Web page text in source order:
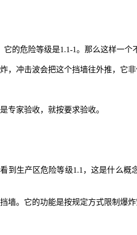
危险等级是1.1-1。那么这样一个
冲击波会把这个挡墙往外推，它非
家验收，就按要求验收。
生产区危险等级1.1，这是什么概
它的功能是按规定方式限制爆炸